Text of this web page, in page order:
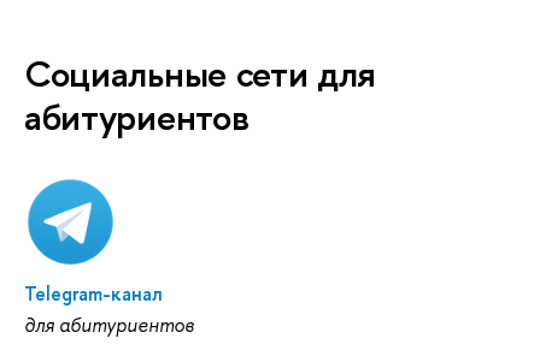
Социальные сети для
абитуриентов
Telegram-канал
для абитуриентов